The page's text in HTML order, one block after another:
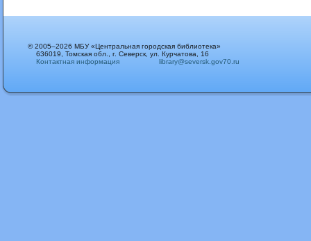
© 2005–2026 МБУ «Центральная городская библиотека»
636019, Томская обл., г. Северск, ул. Курчатова, 16
Контактная информация
library@seversk.gov70.ru